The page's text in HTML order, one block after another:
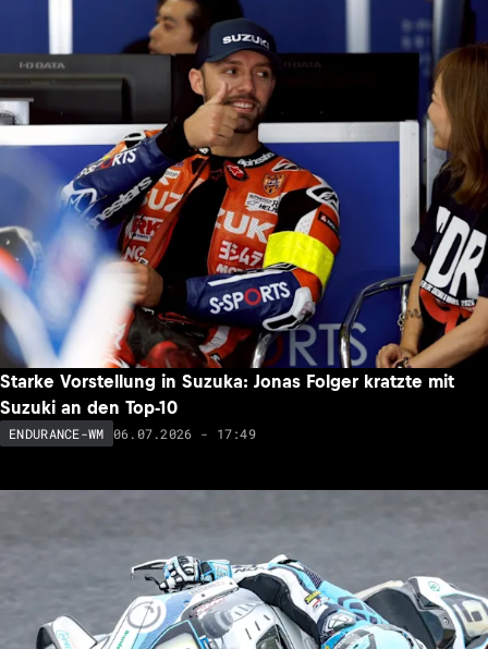
Starke Vorstellung in Suzuka: Jonas Folger kratzte mit
Suzuki an den Top-10
ENDURANCE-WM 06.07.2026 - 17:49